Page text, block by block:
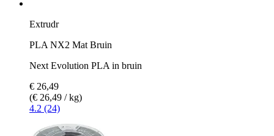
Extrudr
PLA NX2 Mat Bruin
Next Evolution PLA in bruin
€ 26,49
(€ 26,49 / kg)
4.2 (24)